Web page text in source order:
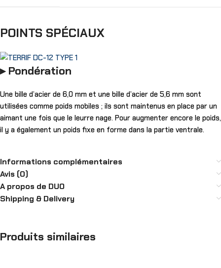
POINTS SPÉCIAUX
▸ Pondération
Une bille d’acier de 6,0 mm et une bille d’acier de 5,6 mm sont
utilisées comme poids mobiles ; ils sont maintenus en place par un
aimant une fois que le leurre nage. Pour augmenter encore le poids,
il y a également un poids fixe en forme dans la partie ventrale.
Informations complémentaires
Avis (0)
A propos de DUO
Shipping & Delivery
Produits similaires